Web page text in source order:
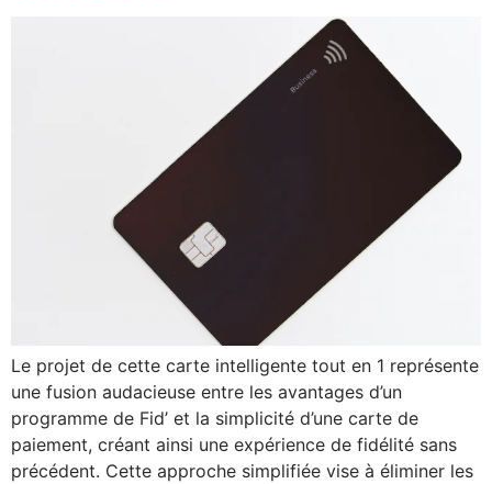
Le projet de cette carte intelligente tout en 1 représente
une fusion audacieuse entre les avantages d’un
programme de Fid’ et la simplicité d’une carte de
paiement, créant ainsi une expérience de fidélité sans
précédent. Cette approche simplifiée vise à éliminer les